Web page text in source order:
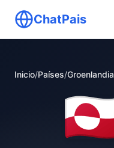
ChatPais
Inicio/Países/Groenlandia